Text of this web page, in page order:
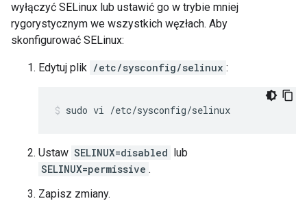
wyłączyć SELinux lub ustawić go w trybie mniej
rygorystycznym we wszystkich węzłach. Aby
skonfigurować SELinux:
Edytuj plik /etc/sysconfig/selinux :
sudo vi /etc/sysconfig/selinux
Ustaw SELINUX=disabled lub
SELINUX=permissive .
Zapisz zmiany.